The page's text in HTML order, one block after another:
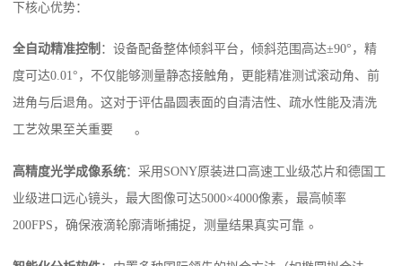
下核心优势：
全自动精准控制 ：设备配备整体倾斜平台，倾斜范围高达±90°，精
度可达0.01°，不仅能够测量静态接触角，更能精准测试滚动角、前
进角与后退角。这对于评估晶圆表面的自清洁性、疏水性能及清洗
工艺效果至关重要
。
高精度光学成像系统：采用SONY原装进口高速工业级芯片和德国工
业级进口远心镜头，最大图像可达5000×4000像素，最高帧率
200FPS，确保液滴轮廓清晰捕捉，测量结果真实可靠 。